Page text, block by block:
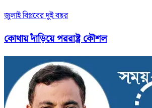
জুলাই বিপ্লবের দুই বছর
কোথায় দাঁড়িয়ে পররাষ্ট্র কৌশল